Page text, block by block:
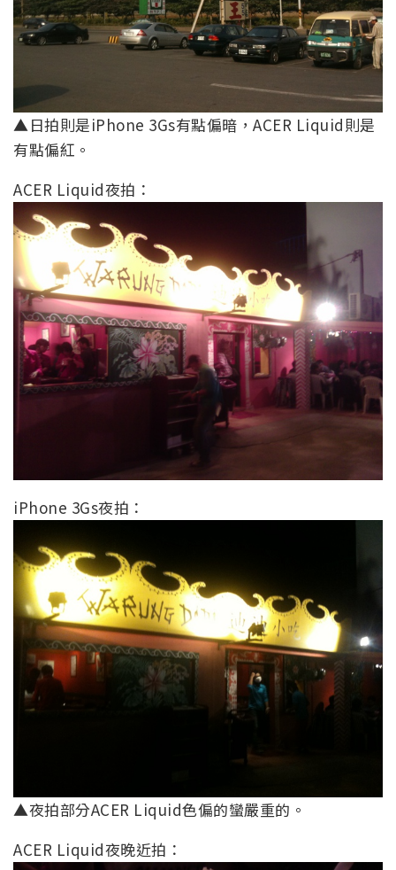
▲日拍則是iPhone 3Gs有點偏暗，ACER Liquid則是
有點偏紅。
ACER Liquid夜拍：
iPhone 3Gs夜拍：
▲夜拍部分ACER Liquid色偏的蠻嚴重的。
ACER Liquid夜晚近拍：